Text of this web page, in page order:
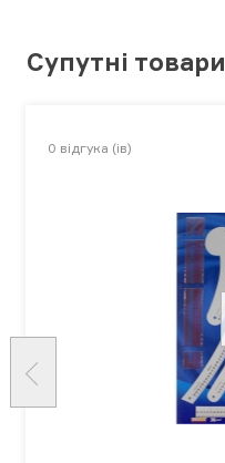
Супутні товари
0 відгука (ів)